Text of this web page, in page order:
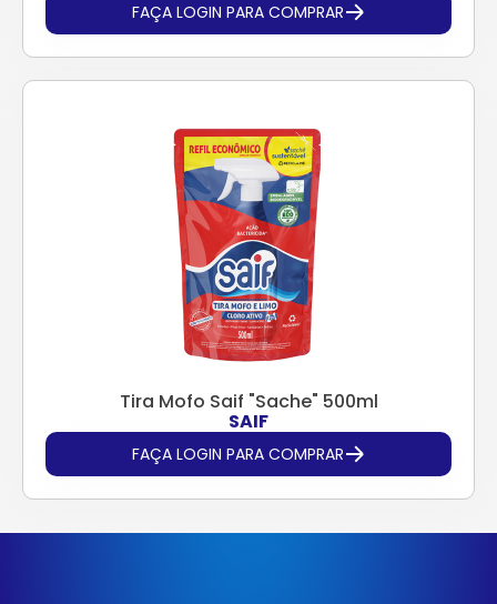
FAÇA LOGIN PARA COMPRAR
Tira Mofo Saif "Sache" 500ml
SAIF
FAÇA LOGIN PARA COMPRAR